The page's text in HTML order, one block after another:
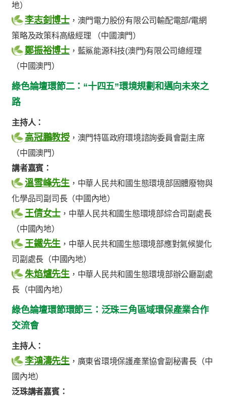
地）
李志釗博士，澳門電力股份有限公司輸配電部/電網
策略及政策科高級經理 （中國澳門）
鄭振裕博士，藍鯊能源科技(澳門)有限公司總經理
（中國澳門）
綠色論壇環節二：“十四五”環境規劃和邁向未來之
路
主持人：
高冠鵬教授，澳門特區政府環境諮詢委員會副主席
（中國澳門）
講者嘉賓：
溫雪峰先生 ，中華人民共和國生態環境部固體廢物與
化學品司副司長（中國內地）
王倩女士 ，中華人民共和國生態環境部綜合司副處長
（中國內地）
王鐵先生 ，中華人民共和國生態環境部應對氣候變化
司副處長（中國內地）
朱焰爐先生 ，中華人民共和國生態環境部辦公廳副處
長（中國內地）
綠色論壇環節環節三：泛珠三角區域環保產業合作
交流會
主持人：
李鴻濤先生 ，廣東省環境保護產業協會副秘書長（中
國內地）
泛珠講者嘉賓：